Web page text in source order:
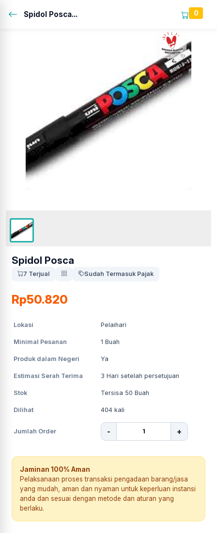
Spidol Posca... 0
Spidol Posca
7 Terjual Sudah Termasuk Pajak
Rp50.820
Lokasi Pelaihari
Minimal Pesanan 1 Buah
Produk dalam Negeri Ya
Estimasi Serah Terima 3 Hari setelah persetujuan
Stok Tersisa 50 Buah
Dilihat 404 kali
Jumlah Order - +
Jaminan 100% Aman
Pelaksanaan proses transaksi pengadaan barang/jasa
yang mudah, aman dan nyaman untuk keperluan instansi
anda dan sesuai dengan metode dan aturan yang
berlaku.